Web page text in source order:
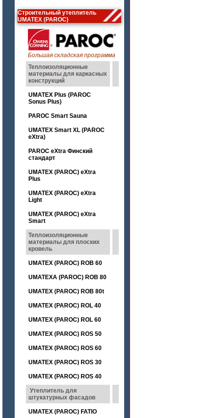
Строительный утеплитель
UMATEX (PAROC)
Большая складская программа
Теплоизоляционные
материалы для каркасных
конструкций
UMATEX Plus (PAROC
Sonus Plus)
PAROC Smart Sauna
UMATEX Smart XL (PAROC
eXtra)
PAROC eXtra Финский
стандарт
UMATEX (PAROC) eXtra
Plus
UMATEX (PAROC) eXtra
Light
UMATEX (PAROC) eXtra
Smart
Теплоизоляционные
материалы для плоских
кровель
UMATEX (PAROC) ROB 60
UMATEXA (PAROC) ROB 80
UMATEX (PAROC) ROB 80t
UMATEX (PAROC) ROL 40
UMATEX (PAROC) ROL 60
UMATEX (PAROC) ROS 50
UMATEX (PAROC) ROS 60
UMATEX (PAROC) ROS 30
UMATEX (PAROC) ROS 40
Утеплитель для
штукатурных фасадов
UMATEX (PAROC) FATIO